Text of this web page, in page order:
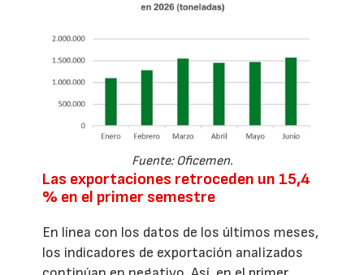
Fuente: Oficemen.
Las exportaciones retroceden un 15,4
% en el primer semestre
En línea con los datos de los últimos meses,
los indicadores de exportación analizados